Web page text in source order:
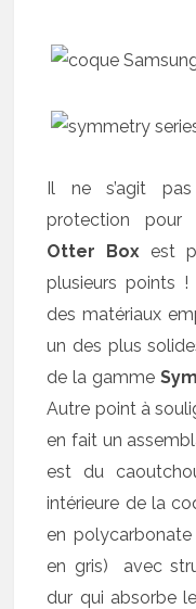
Il ne s’agit
protection pour
Otter Box est
plusieurs points
des matériaux
un des plus
de la gamme
Autre point à
en fait un
est du
intérieure de la
en
en gris) avec
dur qui absorbe